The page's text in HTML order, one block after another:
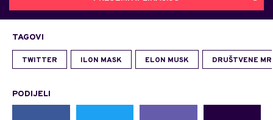
TAGOVI
TWITTER ILON MASK ELON MUSK DRUŠTVENE
PODIJELI